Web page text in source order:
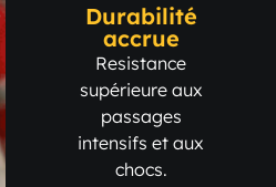
Durabilité
accrue
Resistance
supérieure aux
passages
intensifs et aux
chocs.